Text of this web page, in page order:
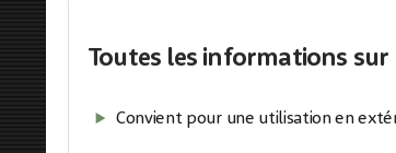
Toutes les informations sur
Convient pour une utilisation en